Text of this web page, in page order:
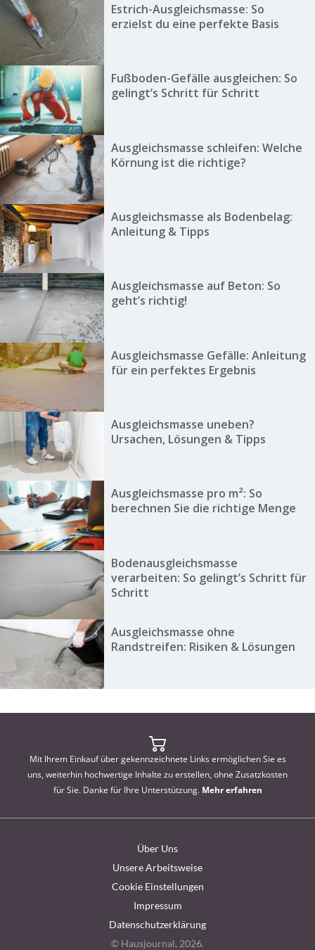
Estrich-Ausgleichsmasse: So
erzielst du eine perfekte Basis
Fußboden-Gefälle ausgleichen: So
gelingt’s Schritt für Schritt
Ausgleichsmasse schleifen: Welche
Körnung ist die richtige?
Ausgleichsmasse als Bodenbelag:
Anleitung & Tipps
Ausgleichsmasse auf Beton: So
geht’s richtig!
Ausgleichsmasse Gefälle: Anleitung
für ein perfektes Ergebnis
Ausgleichsmasse uneben?
Ursachen, Lösungen & Tipps
Ausgleichsmasse pro m²: So
berechnen Sie die richtige Menge
Bodenausgleichsmasse
verarbeiten: So gelingt’s Schritt für
Schritt
Ausgleichsmasse ohne
Randstreifen: Risiken & Lösungen
Mit Ihrem Einkauf über gekennzeichnete Links ermöglichen Sie es
uns, weiterhin hochwertige Inhalte zu erstellen, ohne Zusatzkosten
für Sie. Danke für Ihre Unterstützung. Mehr erfahren
Über Uns
Unsere Arbeitsweise
Cookie Einstellungen
Impressum
Datenschutzerklärung
© Hausjournal, 2026.